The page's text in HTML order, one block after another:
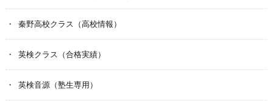
秦野高校クラス（高校情報）
英検クラス（合格実績）
英検音源（塾生専用）